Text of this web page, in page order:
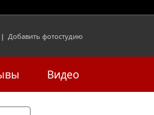
| Добавить фотостудию
Видео